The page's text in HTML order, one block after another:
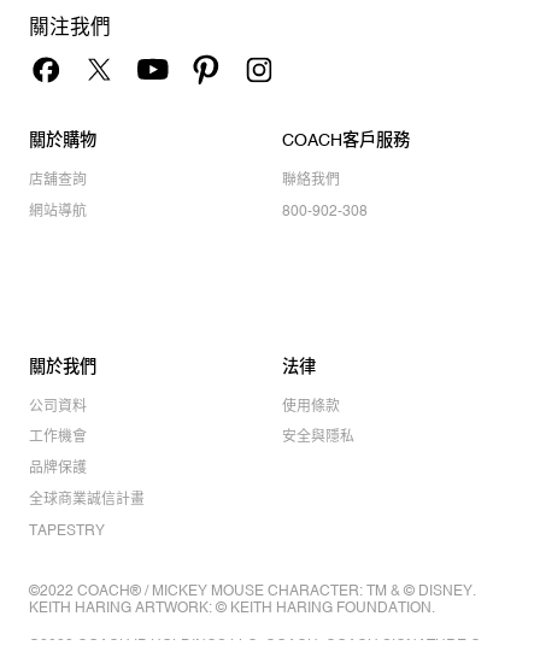
關注我們
關於購物
店舖查詢
網站導航
COACH客戶服務
聯絡我們
800-902-308
關於我們
公司資料
工作機會
品牌保護
全球商業誠信計畫
TAPESTRY
法律
使用條款
安全與隱私
©2022 COACH® / MICKEY MOUSE CHARACTER: TM & © DISNEY.
KEITH HARING ARTWORK: © KEITH HARING FOUNDATION.
©2022 COACH IP HOLDINGS LLC. COACH, COACH SIGNATURE C